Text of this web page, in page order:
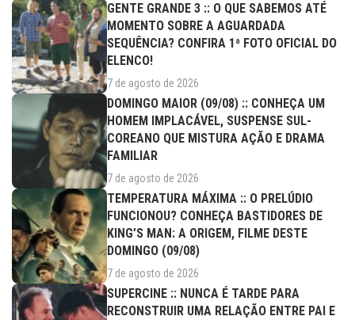
GENTE GRANDE 3 :: O QUE SABEMOS ATÉ
MOMENTO SOBRE A AGUARDADA
SEQUÊNCIA? CONFIRA 1ª FOTO OFICIAL DO
ELENCO!
7 de agosto de 2026
DOMINGO MAIOR (09/08) :: CONHEÇA UM
HOMEM IMPLACÁVEL, SUSPENSE SUL-
COREANO QUE MISTURA AÇÃO E DRAMA
FAMILIAR
7 de agosto de 2026
TEMPERATURA MÁXIMA :: O PRELÚDIO
FUNCIONOU? CONHEÇA BASTIDORES DE
KING’S MAN: A ORIGEM, FILME DESTE
DOMINGO (09/08)
7 de agosto de 2026
SUPERCINE :: NUNCA É TARDE PARA
RECONSTRUIR UMA RELAÇÃO ENTRE PAI E